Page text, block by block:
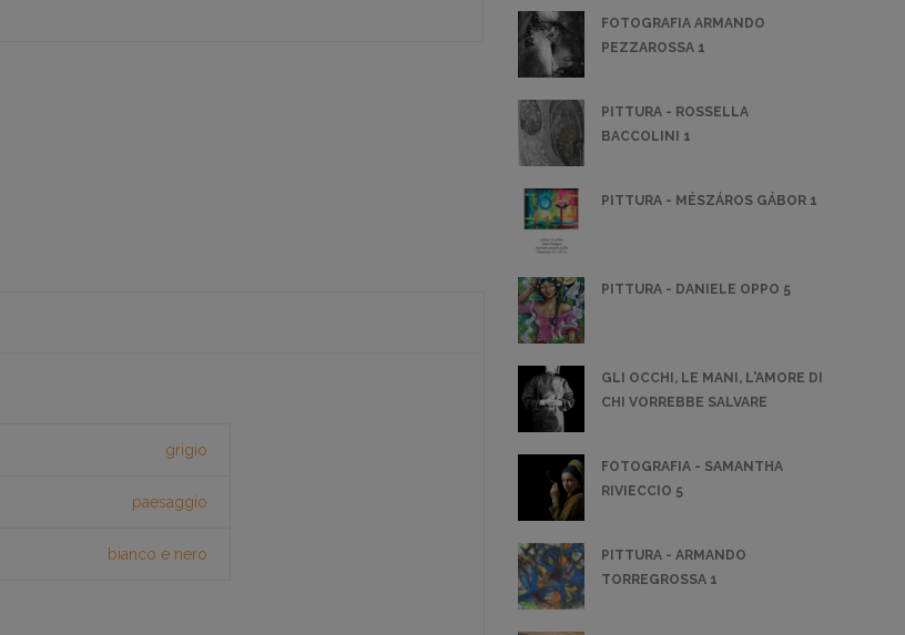
grigio
paesaggio
bianco e nero
FOTOGRAFIA ARMANDO
PEZZAROSSA 1
PITTURA - ROSSELLA
BACCOLINI 1
PITTURA - MÉSZÁROS GÁBOR 1
PITTURA - DANIELE OPPO 5
GLI OCCHI, LE MANI, L'AMORE DI
CHI VORREBBE SALVARE
FOTOGRAFIA - SAMANTHA
RIVIECCIO 5
PITTURA - ARMANDO
TORREGROSSA 1